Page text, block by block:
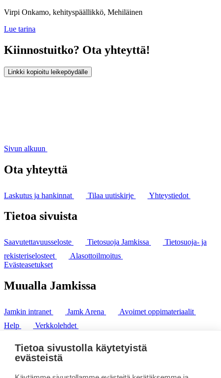
Virpi Onkamo, kehityspäällikkö, Mehiläinen
Lue tarina
Kiinnostuitko? Ota yhteyttä!
Linkki kopioitu leikepöydälle
Sivun alkuun
Ota yhteyttä
Laskutus ja hankinnat Tilaa uutiskirje Yhteystiedot
Tietoa sivuista
Saavutettavuusseloste Tietosuoja Jamkissa
Tietosuoja- ja
rekisteriselosteet
Alasottoilmoitus
Evästeasetukset
Muualla Jamkissa
Jamkin intranet Jamk Arena
Avoimet oppimateriaalit
Help
Verkkolehdet
puh. +358 20 743 8100
fax. +358 14 449 9694
Tietoa sivustolla käytetyistä
evästeistä